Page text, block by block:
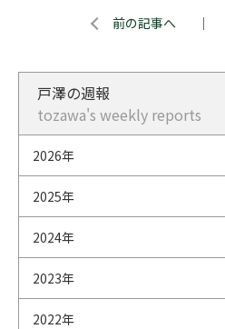
前の記事へ ｜
戸澤の週報
tozawa's weekly reports
2026年
2025年
2024年
2023年
2022年